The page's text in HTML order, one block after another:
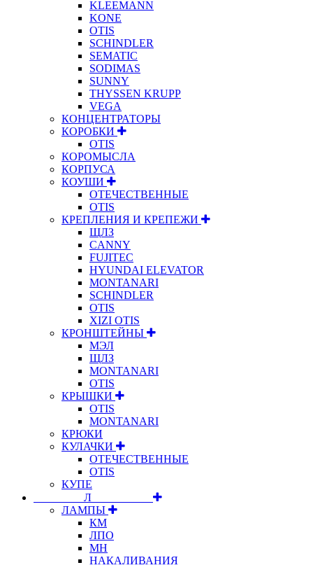
KLEEMANN
KONE
OTIS
SCHINDLER
SEMATIC
SODIMAS
SUNNY
THYSSEN KRUPP
VEGA
КОНЦЕНТРАТОРЫ
КОРОБКИ
OTIS
КОРОМЫСЛА
КОРПУСА
КОУШИ
ОТЕЧЕСТВЕННЫЕ
OTIS
КРЕПЛЕНИЯ И КРЕПЕЖИ
ЩЛЗ
CANNY
FUJITEC
HYUNDAI ELEVATOR
MONTANARI
SCHINDLER
OTIS
XIZI OTIS
КРОНШТЕЙНЫ
МЭЛ
ЩЛЗ
MONTANARI
OTIS
КРЫШКИ
OTIS
MONTANARI
КРЮКИ
КУЛАЧКИ
ОТЕЧЕСТВЕННЫЕ
OTIS
КУПЕ
⠀⠀⠀⠀⠀⠀Л⠀⠀⠀⠀⠀⠀⠀
ЛАМПЫ
КМ
ЛПО
МН
НАКАЛИВАНИЯ